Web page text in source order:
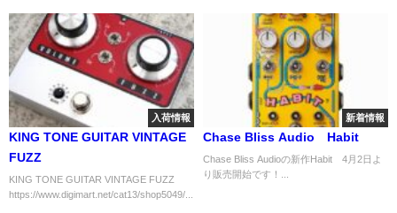
入荷情報
KING TONE GUITAR VINTAGE
FUZZ
KING TONE GUITAR VINTAGE FUZZ
https://www.digimart.net/cat13/shop5049/...
新着情報
Chase Bliss Audio Habit
Chase Bliss Audioの新作Habit 4月2日よ
り販売開始です！...